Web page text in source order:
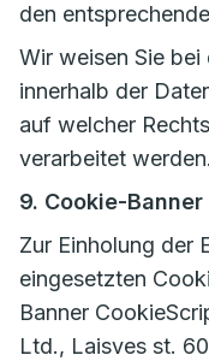
den
Wir weisen Sie
innerhalb der
auf welcher
verarbeitet werden.
9. Cookie-
Zur Einholung der
eingesetzten
Banner
Ltd., Laisves st.